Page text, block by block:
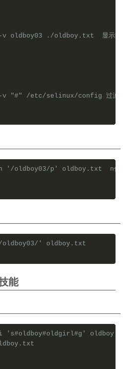
oldboy03 ./oldboy.txt  显示除了
"#" /etc/selinux/config 过滤#号
'/oldboy03/p' oldboy.txt  n代表
' oldboy.txt
能
's#oldboy#oldgirl#g'